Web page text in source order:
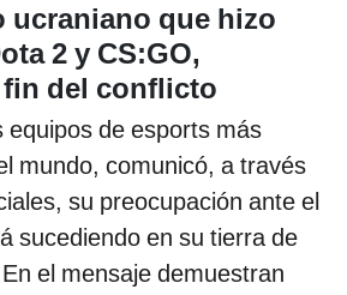
ucraniano que hizo
2 y CS:GO,
del conflicto
equipos de esports más
mundo, comunicó, a través
su preocupación ante el
sucediendo en su tierra de
el mensaje demuestran